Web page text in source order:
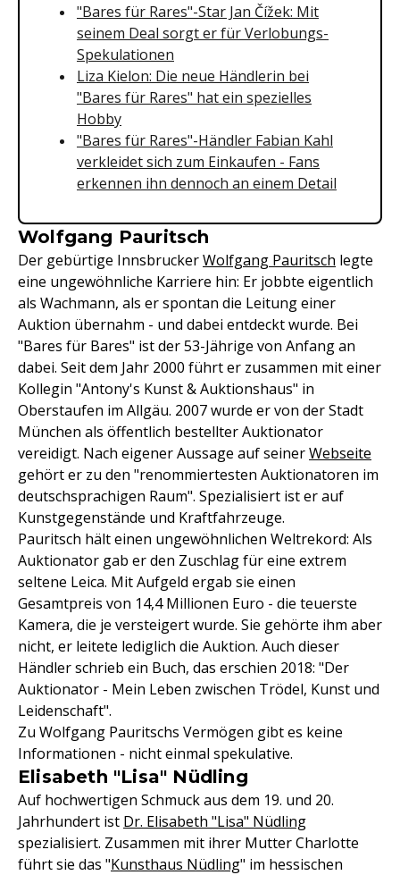
"Bares für Rares"-Star Jan Čížek: Mit
seinem Deal sorgt er für Verlobungs-
Spekulationen
Liza Kielon: Die neue Händlerin bei
"Bares für Rares" hat ein spezielles
Hobby
"Bares für Rares"-Händler Fabian Kahl
verkleidet sich zum Einkaufen - Fans
erkennen ihn dennoch an einem Detail
Wolfgang Pauritsch
Der gebürtige InnsbruckerWolfgang Pauritsch legte
eine ungewöhnliche Karriere hin: Er jobbte eigentlich
als Wachmann, als er spontan die Leitung einer
Auktion übernahm - und dabei entdeckt wurde. Bei
"Bares für Bares" ist der 53-Jährige von Anfang an
dabei. Seit dem Jahr 2000 führt er zusammen mit einer
Kollegin "Antony's Kunst & Auktionshaus" in
Oberstaufen im Allgäu. 2007 wurde er von der Stadt
München als öffentlich bestellter Auktionator
vereidigt. Nach eigener Aussage auf seinerWebseite
gehört er zu den "renommiertesten Auktionatoren im
deutschsprachigen Raum". Spezialisiert ist er auf
Kunstgegenstände und Kraftfahrzeuge.
Pauritsch hält einen ungewöhnlichen Weltrekord: Als
Auktionator gab er den Zuschlag für eine extrem
seltene Leica. Mit Aufgeld ergab sie einen
Gesamtpreis von 14,4 Millionen Euro - die teuerste
Kamera, die je versteigert wurde. Sie gehörte ihm aber
nicht, er leitete lediglich die Auktion. Auch dieser
Händler schrieb ein Buch, das erschien 2018: "Der
Auktionator - Mein Leben zwischen Trödel, Kunst und
Leidenschaft".
Zu Wolfgang Pauritschs Vermögen gibt es keine
Informationen - nicht einmal spekulative.
Elisabeth "Lisa" Nüdling
Auf hochwertigen Schmuck aus dem 19. und 20.
Jahrhundert ist Dr. Elisabeth "Lisa" Nüdling
spezialisiert. Zusammen mit ihrer Mutter Charlotte
führt sie das "Kunsthaus Nüdling" im hessischen